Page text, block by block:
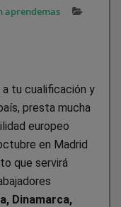
aprendemas
tu cualificación y
presta mucha
europeo
en Madrid
que servirá
Dinamarca,